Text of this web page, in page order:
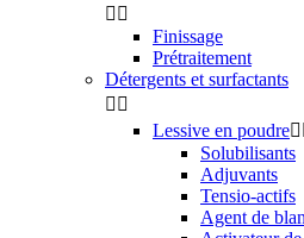
 
Finissage
Prétraitement
Détergents et surfactants
 
Lessive en poudre
Solubilisants
Adjuvants
Tensio-actifs
Agent de